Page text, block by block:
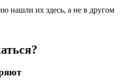
нашли их здесь, а не в другом